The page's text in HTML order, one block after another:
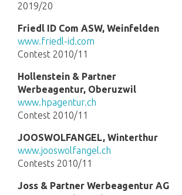
2019/20
Friedl ID Com ASW, Weinfelden
www.friedl-id.com
Contest 2010/11
Hollenstein & Partner
Werbeagentur, Oberuzwil
www.hpagentur.ch
Contest 2010/11
JOOSWOLFANGEL, Winterthur
www.jooswolfangel.ch
Contests 2010/11
Joss & Partner Werbeagentur AG